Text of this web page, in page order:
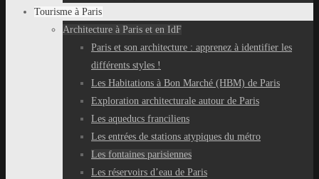
Tourisme à Paris
Architecture à Paris et en IdF
Paris et son architecture : apprenez à identifier les
différents styles !
Les Habitations à Bon Marché (HBM) de Paris
Exploration architecturale autour de Paris
Les aqueducs franciliens
Les entrées de stations atypiques du métro
Les fontaines parisiennes
Les réservoirs d’eau de Paris